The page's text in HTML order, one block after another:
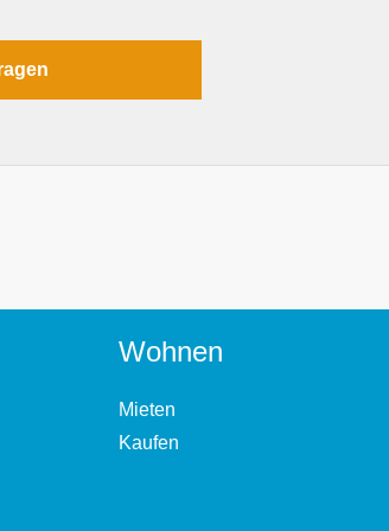
Wohnen
Mieten
Kaufen